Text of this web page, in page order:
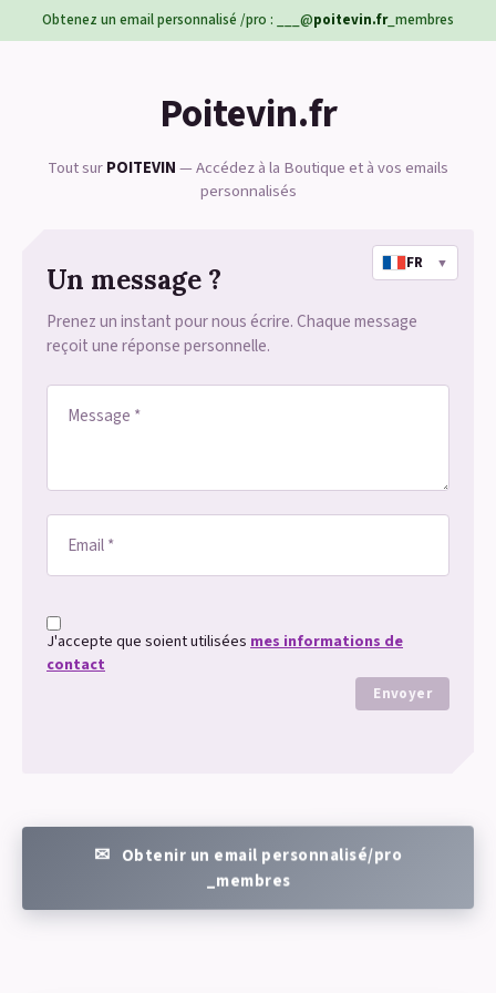
Obtenez un email personnalisé /pro : ___@poitevin.fr_membres
Poitevin.fr
Tout surPOITEVIN— Accédez à la Boutique et à vos emails
personnalisés
FR ▼
Un message ?
Prenez un instant pour nous écrire. Chaque message
reçoit une réponse personnelle.
J'accepte que soient utilisées mes informations de
contact
Envoyer
Obtenir un email personnalisé/pro
_membres